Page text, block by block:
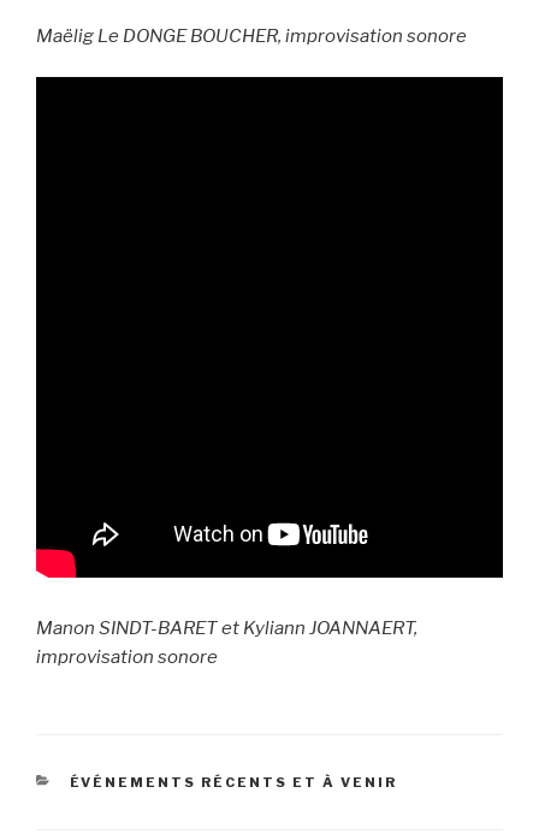
Maëlig Le DONGE BOUCHER, improvisation sonore
Manon SINDT-BARET et Kyliann JOANNAERT,
improvisation sonore
CATÉGORIES
ÉVÉNEMENTS RÉCENTS ET À VENIR